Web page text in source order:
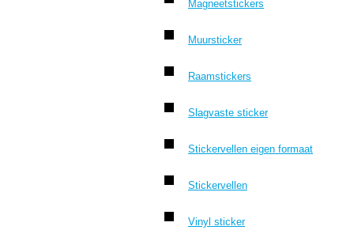
Magneetstickers
Muursticker
Raamstickers
Slagvaste sticker
Stickervellen eigen formaat
Stickervellen
Vinyl sticker